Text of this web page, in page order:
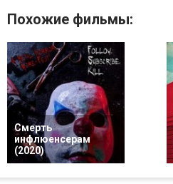
Похожие фильмы:
Смерть
инфлюенсерам
(2020)